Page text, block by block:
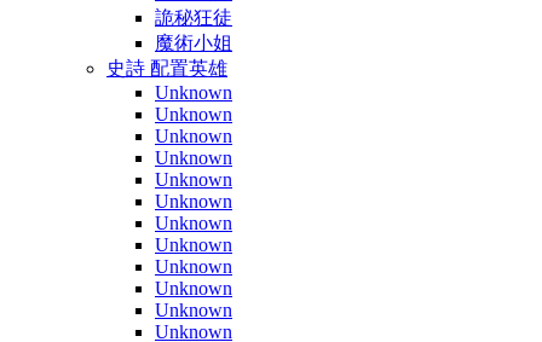
詭秘狂徒
魔術小姐
史詩 配置英雄
Unknown
Unknown
Unknown
Unknown
Unknown
Unknown
Unknown
Unknown
Unknown
Unknown
Unknown
Unknown